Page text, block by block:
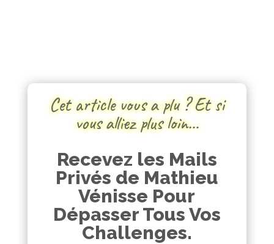
Cet article vous a plu ? Et si
vous alliez plus loin…
Recevez les Mails
Privés de Mathieu
Vénisse Pour
Dépasser Tous Vos
Challenges.